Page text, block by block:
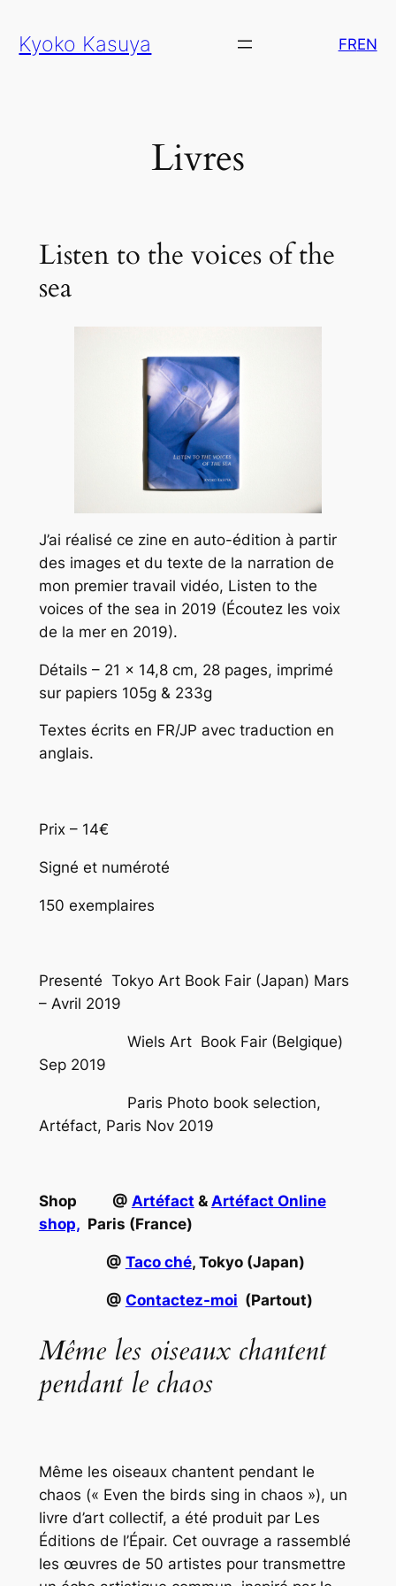
auKyoko Kasuya FREN
Livres
Listen to the voices of the
sea
J’ai réalisé ce zine en auto-édition à partir
des images et du texte de la narration de
mon premier travail vidéo, Listen to the
voices of the sea in 2019 (Écoutez les voix
de la mer en 2019).
Détails – 21 x 14,8 cm, 28 pages, imprimé
sur papiers 105g & 233g
Textes écrits en FR/JP avec traduction en
anglais.
Prix – 14€
Signé et numéroté
150 exemplaires
Presenté Tokyo Art Book Fair (Japan) Mars
– Avril 2019
Wiels Art Book Fair(Belgique)
Sep 2019
Paris Photo book selection,
Artéfact, Paris Nov 2019
Shop @ Artéfact & Artéfact Online
shop, Paris (France)
@ Taco ché, Tokyo (Japan)
@ Contactez-moi ​ (Partout)
Même les oiseaux chantent
pendant le chaos
Même les oiseaux chantent pendant le
chaos (« Even the birds sing in chaos »), un
livre d’art collectif, a été produit par Les
Éditions de l’Épair. Cet ouvrage a rassemblé
les œuvres de 50 artistes pour transmettre